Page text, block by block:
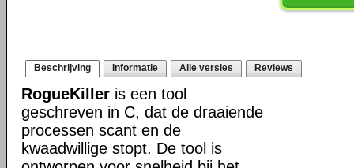
Beschrijving Informatie Alle versies Reviews
RogueKiller is een tool
geschreven in C, dat de draaiende
processen scant en de
kwaadwillige stopt. De tool is